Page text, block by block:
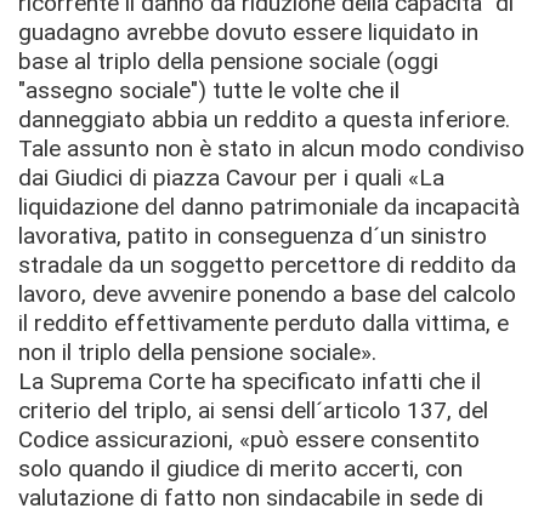
guadagno avrebbe dovuto essere liquidato in
base al triplo della pensione sociale (oggi
"assegno sociale") tutte le volte che il
danneggiato abbia un reddito a questa inferiore.
Tale assunto non è stato in alcun modo condiviso
dai Giudici di piazza Cavour per i quali «La
liquidazione del danno patrimoniale da incapacità
lavorativa, patito in conseguenza d´un sinistro
stradale da un soggetto percettore di reddito da
lavoro, deve avvenire ponendo a base del calcolo
il reddito effettivamente perduto dalla vittima, e
non il triplo della pensione sociale».
La Suprema Corte ha specificato infatti che il
criterio del triplo, ai sensi dell´articolo 137, del
Codice assicurazioni, «può essere consentito
solo quando il giudice di merito accerti, con
valutazione di fatto non sindacabile in sede di